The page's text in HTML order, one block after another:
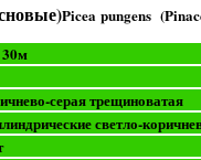
Picea pungens
30м
серая трещиноватая
светло-